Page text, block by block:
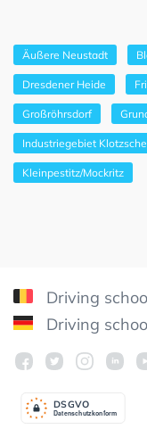
Äußere Neustadt
Dresdener Heide
Großröhrsdorf
Industriegebiet Klotzsche
Kleinpestitz/Mockritz
Driving
Driving
Datenschutzkonform
DSGVO